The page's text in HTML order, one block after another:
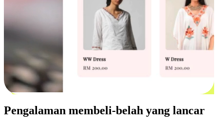
Pengalaman membeli-belah yang lancar